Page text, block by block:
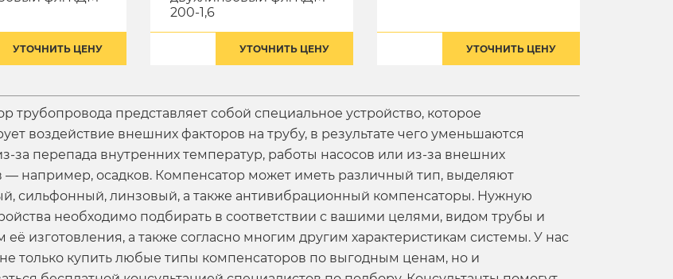
УТОЧНИТЬ ЦЕНУ
200-1,6
УТОЧНИТЬ ЦЕНУ УТОЧНИТЬ ЦЕНУ
трубопровода представляет собой специальное устройство, которое
воздействие внешних факторов на трубу, в результате чего уменьшаются
за перепада внутренних температур, работы насосов или из-за внешних
— например, осадков. Компенсатор может иметь различный тип, выделяют
сильфонный, линзовый, а также антивибрационный компенсаторы. Нужную
необходимо подбирать в соответствии с вашими целями, видом трубы и
её изготовления, а также согласно многим другим характеристикам системы. У нас
только купить любые типы компенсаторов по выгодным ценам, но и